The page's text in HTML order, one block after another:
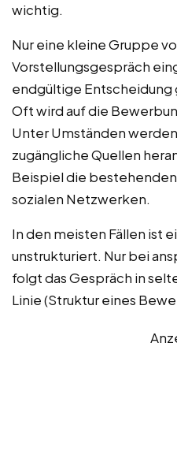
wichtig.
Nur eine kleine Gruppe
Vorstellungsgespräch
endgültige
Oft wird auf die
Unter Umständen
zugängliche Quellen
Beispiel die
sozialen Netzwerken.
In den meisten Fällen ist
unstrukturiert. Nur bei
folgt das Gespräch in
Linie (Struktur eines